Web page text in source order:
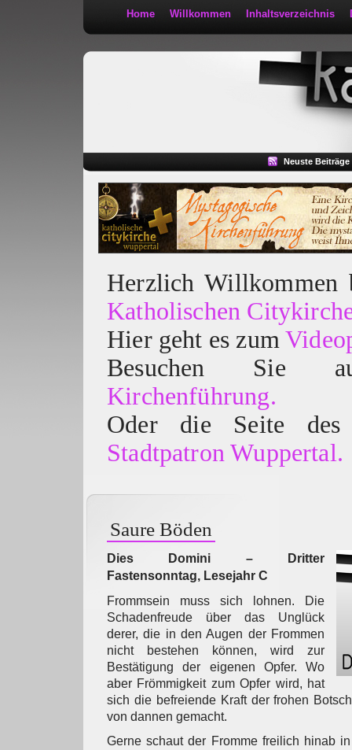
Home Willkommen Inhaltsverzeichnis
Neuste Beiträge
Herzlich
Katholischen
Hier geht es zum
Besuchen
Kirchenführung.
Oder die Seite des
Stadtpatron Wuppertal.
Saure Böden
Dies Domini – Dritter
Fastensonntag, Lesejahr C
Frommsein muss sich lohnen. Die
Schadenfreude über das Unglück
derer, die in den Augen der Frommen
nicht bestehen können, wird zur
Bestätigung der eigenen Opfer. Wo
aber Frömmigkeit zum Opfer wird, hat
sich die befreiende Kraft der frohen
von dannen gemacht.
Gerne schaut der Fromme freilich hinab